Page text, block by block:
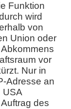
Funktion
wird
von
Union oder
vor
Nur in
Adresse an
USA
des